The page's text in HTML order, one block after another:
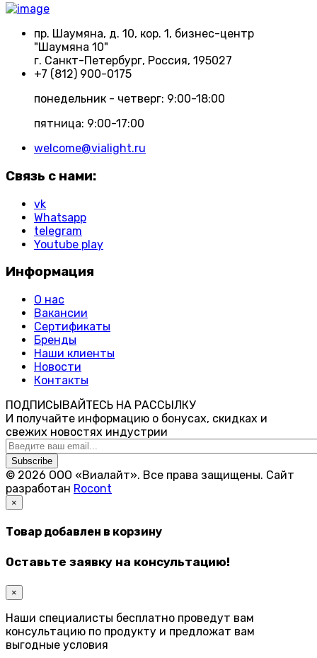
пр. Шаумяна, д. 10, кор. 1, бизнес-центр
"Шаумяна 10"
г. Санкт-Петербург, Россия, 195027
+7 (812) 900-0175
понедельник - четверг: 9:00-18:00
пятница: 9:00-17:00
welcome@vialight.ru
Связь с нами:
vk
Whatsapp
telegram
Youtube play
Информация
О нас
Вакансии
Сертификаты
Бренды
Наши клиенты
Новости
Контакты
ПОДПИСЫВАЙТЕСЬ НА РАССЫЛКУ
И получайте информацию о бонусах, скидках и
свежих новостях индустрии
Subscribe
© 2026 ООО «Виалайт». Все права защищены. Cайт
разработан Rocont
×
Товар добавлен в корзину
Оставьте заявку на консультацию!
×
Наши специалисты бесплатно проведут вам
консультацию по продукту и предложат вам
выгодные условия